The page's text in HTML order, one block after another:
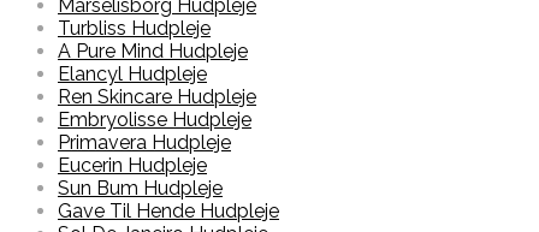
Marselisborg Hudpleje
Turbliss Hudpleje
A Pure Mind Hudpleje
Elancyl Hudpleje
Ren Skincare Hudpleje
Embryolisse Hudpleje
Primavera Hudpleje
Eucerin Hudpleje
Sun Bum Hudpleje
Gave Til Hende Hudpleje